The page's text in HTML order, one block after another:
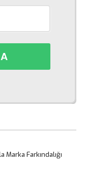
Marka Farkındalığı